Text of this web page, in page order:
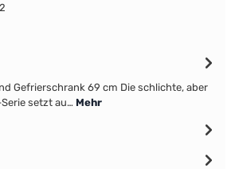
Gefrierschrank 69 cm Die schlichte, aber
setzt au… Mehr